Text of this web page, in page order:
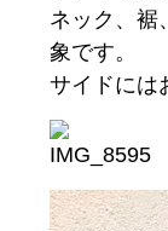
ネック、裾
象です。
サイドには